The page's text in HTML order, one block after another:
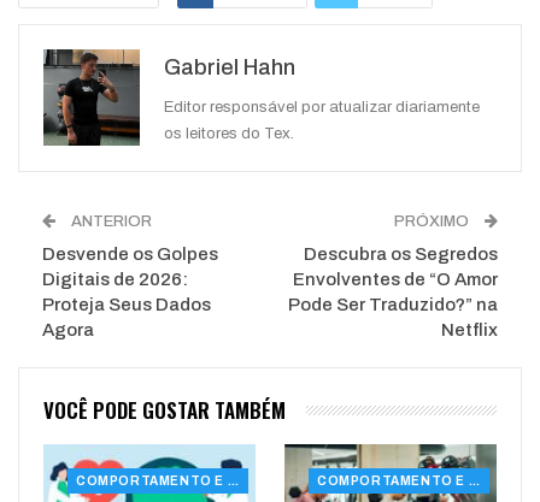
WhatsApp
Gabriel Hahn
Editor responsável por atualizar diariamente
os leitores do Tex.
ANTERIOR
Desvende os Golpes
Digitais de 2026:
Proteja Seus Dados
Agora
PRÓXIMO
Descubra os Segredos
Envolventes de “O Amor
Pode Ser Traduzido?” na
Netflix
VOCÊ PODE GOSTAR TAMBÉM
COMPORTAMENTO E SAÚDE COMPORTAMENTO E SAÚDE